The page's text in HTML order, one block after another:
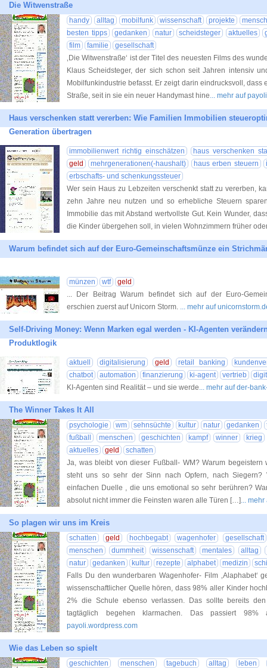
Die Witwenstraße
handy alltag mobilfunk wissenschaft projekte
besten tipps
gedanken natur scheidsteger aktuelles
film
familie
gesellschaft
‚Die Witwenstraße‘ ist der Titel des neuesten Films des
Klaus Scheidsteger, der sich schon seit Jahren intensiv
Mobilfunkindustrie befasst. Er zeigt darin eindrucksvoll, dass
Straße, seit in sie ein neuer Handymast hine... mehr auf
Haus verschenken statt vererben: Wie Familien Immobilien
Generation übertragen
immobilienwert richtig einschätzen
haus verschenken
geld
mehrgenerationen(-haushalt) haus erben steuern
erbschafts- und schenkungssteuer
Wer sein Haus zu Lebzeiten verschenkt statt zu vererben,
zehn Jahre neu nutzen und so erhebliche Steuern
Immobilie das mit Abstand wertvollste Gut. Kein Wunder,
die Kinder übergehen soll, in vielen Wohnzimmern früher
Warum befindet sich auf der Euro-Gemeinschaftsmünze ein
münzen wtf
geld
... Der Beitrag Warum befindet sich auf der Euro-
erschien zuerst auf Unicorn Storm. ... mehr auf
Self-Driving Money: Wenn Marken egal werden - KI-Agenten
Produktlogik
aktuell digitalisierung geld retail banking
chatbot
automation finanzierung ki-agent vertrieb
KI-Agenten sind Realität – und sie werde... mehr auf der-
The Winner Takes It All
psychologie wm sehnsüchte kultur natur gedanken
fußball
menschen geschichten kampf winner
krieg
aktuelles
geld
schatten
Ja, was bleibt von dieser Fußball- WM? Warum
steht uns so sehr der Sinn nach Opfern, nach
einfachen Duelle , die uns emotional so sehr berühren?
absolut nicht immer die Feinsten waren alle Türen […]...
So plagen wir uns im Kreis
schatten geld hochbegabt wagenhofer
gesellschaft
menschen
dummheit wissenschaft mentales alltag
natur
gedanken kultur rezepte alphabet medizin
Falls Du den wunderbaren Wagenhofer- Film ‚Alaphabet‘
wissenschaftlicher Quelle hören, dass 98% aller Kinder
2% die Schule ebenso verlassen. Das sollte bereits
tagtäglich begehen klarmachen. Das passiert
payoli.wordpress.com
Wie das Leben so spielt
geschichten menschen tagebuch alltag
leben